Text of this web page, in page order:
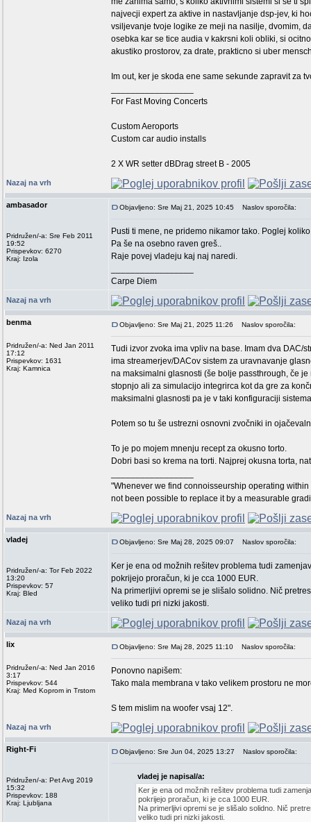
najvecji expert za aktive in nastavljanje dsp-jev, ki
vsiljevanje tvoje logike ze meji na nasilje, dvomim,
osebka kar se tice audia v kakrsni koli obliki, si
akustiko prostorov, za drate, prakticno si uber
Im out, ker je skoda ene same sekunde zapravit za
For Fast Moving Concerts
Custom Aeroports
Custom car audio installs
2 X WR setter dBDrag street B - 2005
Nazaj na vrh
ambasador
Pridružen/-a: Sre Feb 2011
19:52
Prispevkov: 6270
Kraj: Izola
Objavljeno: Sre Maj 21, 2025 10:45 Naslov sporočila:
Pusti ti mene, ne pridemo nikamor tako. Poglej
Pa še na osebno raven greš..
Raje povej vladeju kaj naj naredi.
Carpe Diem
Nazaj na vrh
benma
Pridružen/-a: Ned Jan 2011
17:12
Prispevkov: 1631
Kraj: Kamnica
Objavljeno: Sre Maj 21, 2025 11:26 Naslov sporočila:
Tudi izvor zvoka ima vpliv na base. Imam dva DAC/
ima streamerjev/DACov sistem za uravnavanje
na maksimalni glasnosti (še bolje passthrough, če
stopnjo ali za simulacijo integrirca kot da gre za
maksimalni glasnosti pa je v taki konfiguraciji
Potem so tu še ustrezni osnovni zvočniki in
To je po mojem mnenju recept za okusno torto.
Dobri basi so krema na torti. Najprej okusna torta,
"Whenever we find connoisseurship operating
not been possible to replace it by a measurable
Nazaj na vrh
vladej
Pridružen/-a: Tor Feb 2022
13:20
Prispevkov: 57
Kraj: Bled
Objavljeno: Sre Maj 28, 2025 09:07 Naslov sporočila:
Ker je ena od možnih rešitev problema tudi
pokrijejo proračun, ki je cca 1000 EUR.
Na primerljivi opremi se je slišalo solidno. Nič
veliko tudi pri nizki jakosti.
Nazaj na vrh
lix
Pridružen/-a: Ned Jan 2016
3:17
Prispevkov: 544
Kraj: Med Koprom in Trstom
Objavljeno: Sre Maj 28, 2025 11:10 Naslov sporočila:
Ponovno napišem:
Tako mala membrana v tako velikem prostoru ne
S tem mislim na woofer vsaj 12".
Nazaj na vrh
Right-Fi
Pridružen/-a: Pet Avg 2019
15:32
Prispevkov: 188
Kraj: Ljubljana
Objavljeno: Sre Jun 04, 2025 13:27 Naslov sporočila:
vladej je napisal/a:
Ker je ena od možnih rešitev problema tudi
pokrijejo proračun, ki je cca 1000 EUR.
Na primerljivi opremi se je slišalo solidno. Nič
veliko tudi pri nizki jakosti.